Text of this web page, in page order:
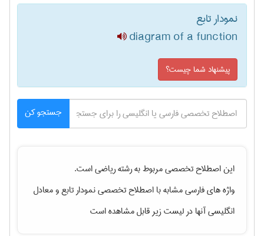
نمودار تابع
diagram of a function
پیشنهاد شما چیست؟
جستجو کن
این اصطلاح تخصصی مربوط به رشتهرياضیاست.
واژه های فارسی مشابه با اصطلاح تخصصینمودار تابعو معادل
انگلیسی آنها در لیست زیر قابل مشاهده است